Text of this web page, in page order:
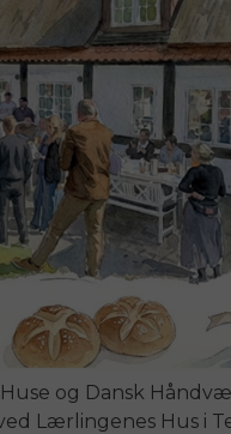
og Dansk
Lærlingenes Hus i